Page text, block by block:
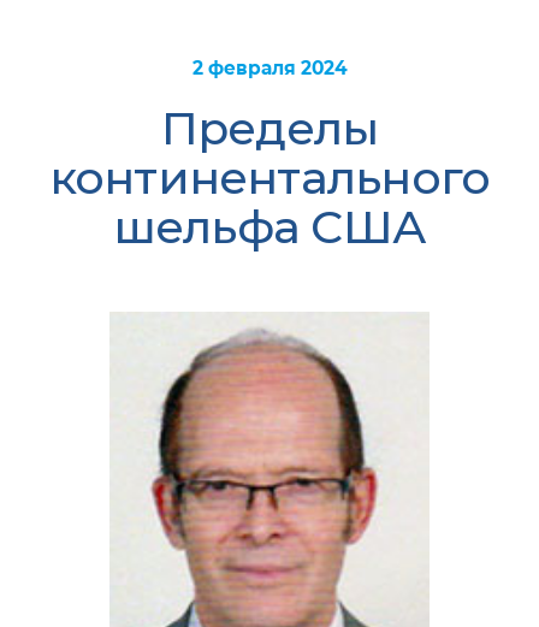
2 февраля 2024
Пределы
континентального
шельфа США